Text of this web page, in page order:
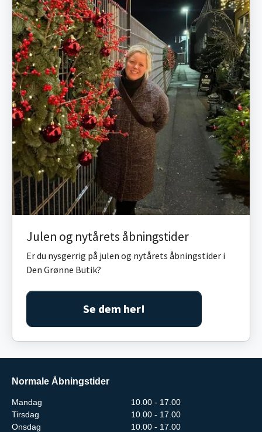
Julen og nytårets åbningstider
Er du nysgerrig på julen og nytårets åbningstider i
Den Grønne Butik?
Se dem her!
Normale Åbningstider
Mandag
10.00 - 17.00
Tirsdag
10.00 - 17.00
Onsdag
10.00 - 17.00